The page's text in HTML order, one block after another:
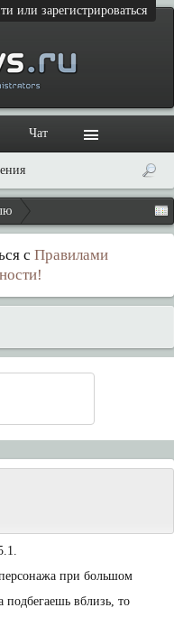
или зарегистрироваться
с Правилами
при большом
подбегаешь вблизь, то
Чат